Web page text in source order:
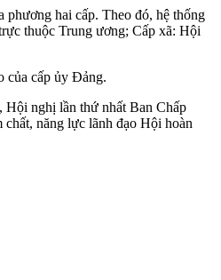
phương hai cấp. Theo đó, hệ thống
thuộc Trung ương; Cấp xã: Hội
của cấp ủy Đảng.
Hội nghị lần thứ nhất Ban Chấp
năng lực lãnh đạo Hội hoàn